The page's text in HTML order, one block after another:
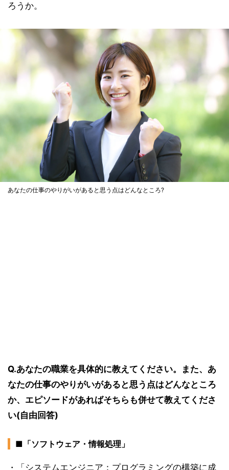
ろうか。
あなたの仕事のやりがいがあると思う点はどんなところ?
Q.あなたの職業を具体的に教えてください。また、あ
なたの仕事のやりがいがあると思う点はどんなところ
か、エピソードがあればそちらも併せて教えてくださ
い(自由回答)
■「ソフトウェア・情報処理」
・「システムエンジニア：プログラミングの構築に成